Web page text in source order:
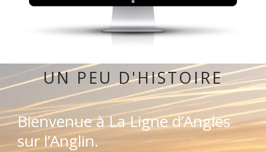
UN PEU D'HISTOIRE
Bienvenue à La Ligne d’Angles
sur l’Anglin.